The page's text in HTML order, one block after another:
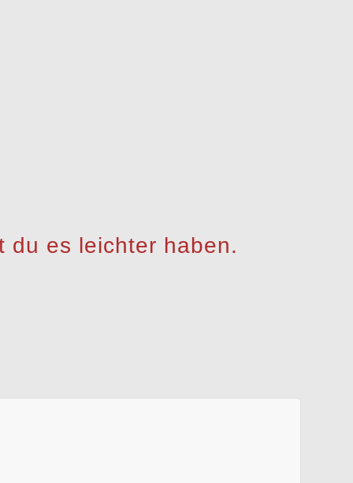
du es leichter haben.